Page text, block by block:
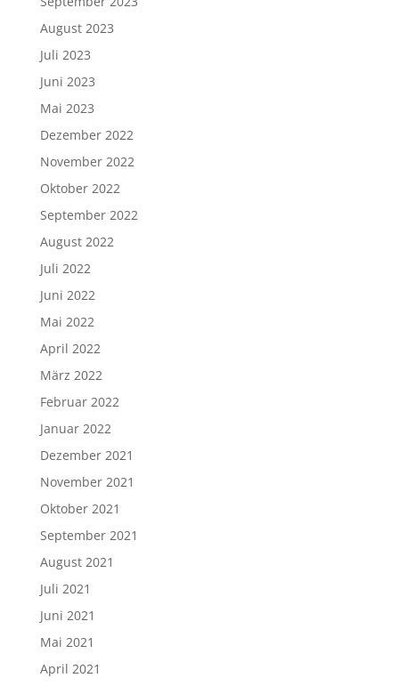
August 2023
Juli 2023
Juni 2023
Mai 2023
Dezember 2022
November 2022
Oktober 2022
September 2022
August 2022
Juli 2022
Juni 2022
Mai 2022
April 2022
März 2022
Februar 2022
Januar 2022
Dezember 2021
November 2021
Oktober 2021
September 2021
August 2021
Juli 2021
Juni 2021
Mai 2021
April 2021